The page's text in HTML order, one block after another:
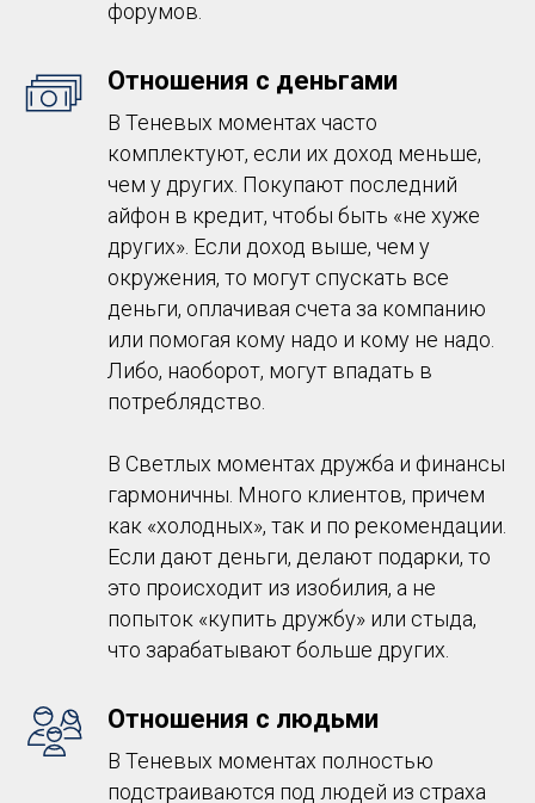
форумов.
Отношения с деньгами
В Теневых моментах часто
комплектуют, если их доход меньше,
чем у других. Покупают последний
айфон в кредит, чтобы быть «не хуже
других». Если доход выше, чем у
окружения, то могут спускать все
деньги, оплачивая счета за компанию
или помогая кому надо и кому не надо.
Либо, наоборот, могут впадать в
потреблядство.
В Светлых моментах дружба и финансы
гармоничны. Много клиентов, причем
как «холодных», так и по рекомендации.
Если дают деньги, делают подарки, то
это происходит из изобилия, а не
попыток «купить дружбу» или стыда,
что зарабатывают больше других.
Отношения с людьми
В Теневых моментах полностью
подстраиваются под людей из страха